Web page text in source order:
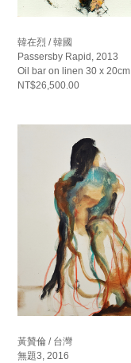
韓在烈 / 韓國
Passersby Rapid, 2013
Oil bar on linen 30 x 20cm
NT$26,500.00
黃贊倫 / 台灣
無題3, 2016